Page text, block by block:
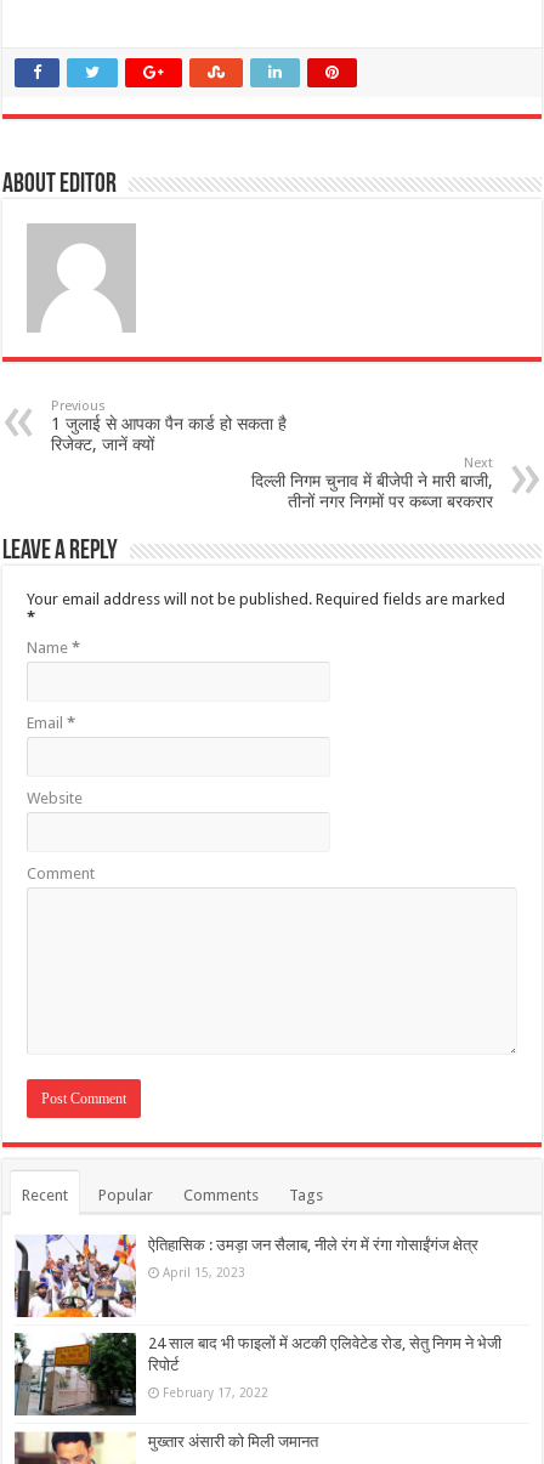
About Editor
Previous
1 जुलाई से आपका पैन कार्ड हो सकता है
रिजेक्ट, जानें क्यों
Next
दिल्ली निगम चुनाव में बीजेपी ने मारी बाजी,
तीनों नगर निगमों पर कब्जा बरकरार
Leave a Reply
Your email address will not be published. Required fields are marked
*
Name*
Email*
Website
Comment
Recent Popular Comments Tags
ऐतिहासिक : उमड़ा जन सैलाब, नीले रंग में रंगा गोसाईंगंज क्षेत्र
April 15, 2023
24 साल बाद भी फाइलों में अटकी एलिवेटेड रोड, सेतु निगम ने भेजी
रिपोर्ट
February 17, 2022
मुख्तार अंसारी को मिली जमानत